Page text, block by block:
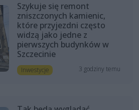
Szykuje się remont
zniszczonych kamienic,
które przyjezdni często
widzą jako jedne z
pierwszych budynków w
Szczecinie
Inwestycje 3 godziny temu